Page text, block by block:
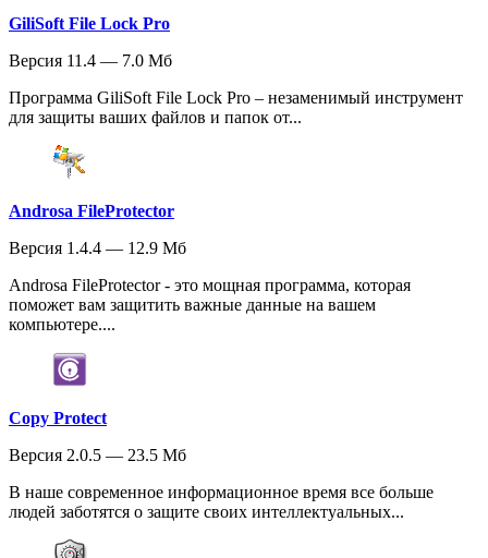
GiliSoft File Lock Pro
Версия 11.4 — 7.0 Мб
Программа GiliSoft File Lock Pro – незаменимый инструмент
для защиты ваших файлов и папок от...
Androsa FileProtector
Версия 1.4.4 — 12.9 Мб
Androsa FileProtector - это мощная программа, которая
поможет вам защитить важные данные на вашем
компьютере....
Copy Protect
Версия 2.0.5 — 23.5 Мб
В наше современное информационное время все больше
людей заботятся о защите своих интеллектуальных...